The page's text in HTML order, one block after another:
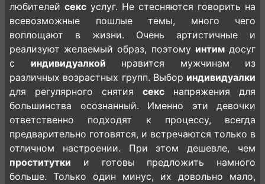
любителей секс услуг. Не стесняются говорить на
всевозможные пошлые темы, много чего
воплощают в жизни. Очень артистичные и
реализуют желаемый образ, поэтому интимдосуг
с индивидуалкой нравится мужчинам из
различных возрастных групп. Выбор индивидуалки
для регулярного снятия секс напряжения для
большинства осознанный. Именно эти девочки
ответственно подходят к процессу, всегда
предварительно готовятся, и встречаются только в
отличном настроении. При этом дешевле, чем
проститутки и готовы предложить намного
больше. Только один минус, их довольно мало,